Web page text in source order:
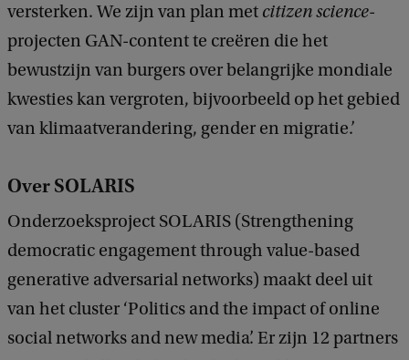
versterken. We zijn van plan met citizen science-
projecten GAN-content te creëren die het
bewustzijn van burgers over belangrijke mondiale
kwesties kan vergroten, bijvoorbeeld op het gebied
van klimaatverandering, gender en migratie.’
Over SOLARIS
Onderzoeksproject SOLARIS (Strengthening
democratic engagement through value-based
generative adversarial networks) maakt deel uit
van het cluster ‘Politics and the impact of online
social networks and new media’. Er zijn 12 partners
k